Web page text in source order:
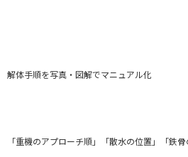
解体手順を写真・図解でマニュアル化
「重機のアプローチ順」「散水の位置」「鉄